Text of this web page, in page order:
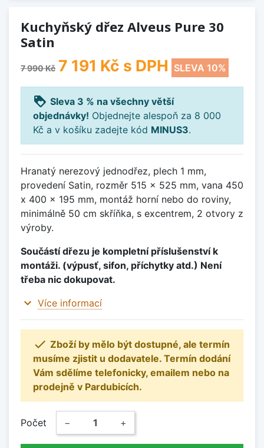
Kuchyňský dřez Alveus Pure 30
Satin
7 990 Kč 7 191 Kč s DPH SLEVA 10%
loyalty Sleva 3 % na všechny větší
objednávky! Objednejte alespoň za 8 000
Kč a v košíku zadejte kód MINUS3.
Hranatý nerezový jednodřez, plech 1 mm,
provedení Satin, rozměr 515 x 525 mm, vana 450
x 400 x 195 mm, montáž horní nebo do roviny,
minimálně 50 cm skříňka, s excentrem, 2 otvory z
výroby.
Součástí dřezu je kompletní příslušenství k
montáži. (výpusť, sifon, příchytky atd.) Není
třeba nic dokupovat.
expand_more Více informací
 Zboží by mělo být dostupné, ale termín
musíme zjistit u dodavatele. Termín dodání
Vám sdělíme telefonicky, emailem nebo na
prodejně v Pardubicích.
Počet − +